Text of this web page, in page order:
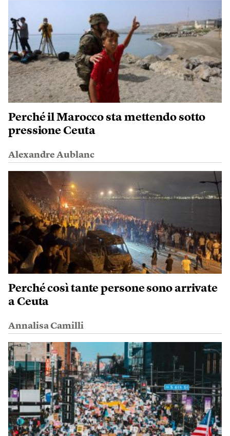
Perché il Marocco sta mettendo sotto
pressione Ceuta
Alexandre Aublanc
Perché così tante persone sono arrivate
a Ceuta
Annalisa Camilli